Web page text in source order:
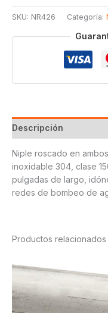
150
T304
2
SKU: NR426 Categoría:
Descripción
Niple roscado en
inoxidable 304, clase
pulgadas de largo,
redes de bombeo de
Productos relacionados